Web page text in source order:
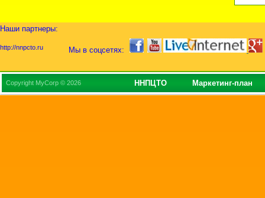
Наши партнеры:
Мы в соцсетях:
http://nnpcto.ru
Copyright MyCorp © 2026 ННПЦТО Маркетинг-план